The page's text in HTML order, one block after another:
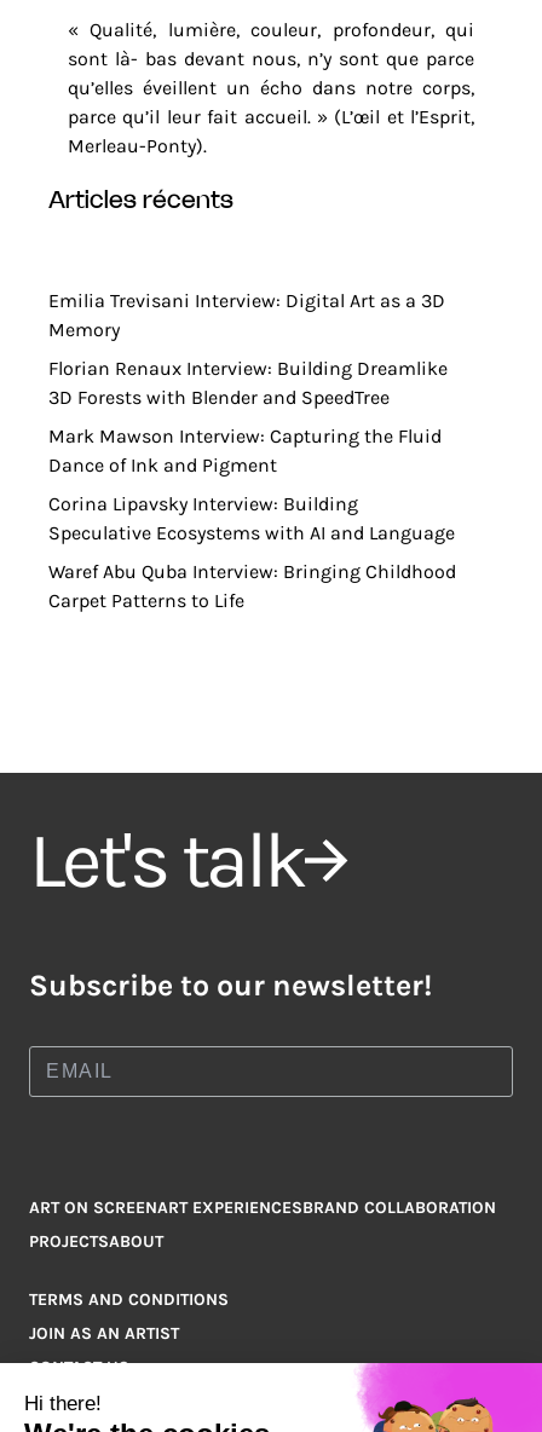
« Qualité, lumière, couleur, profondeur, qui
sont là- bas devant nous, n’y sont que parce
qu’elles éveillent un écho dans notre corps,
parce qu’il leur fait accueil. » (L’œil et l’Esprit,
Merleau-Ponty).
articles récents
Emilia Trevisani Interview: Digital Art as a 3D
Memory
Florian Renaux Interview: Building Dreamlike
3D Forests with Blender and SpeedTree
Mark Mawson Interview: Capturing the Fluid
Dance of Ink and Pigment
Corina Lipavsky Interview: Building
Speculative Ecosystems with AI and Language
Waref Abu Quba Interview: Bringing Childhood
Carpet Patterns to Life
Let's talk
Subscribe to our newsletter!
ART ON SCREENART EXPERIENCESBRAND COLLABORATION
PROJECTSABOUT
TERMS AND CONDITIONS
JOIN AS AN ARTIST
CONTACT US
Q&A